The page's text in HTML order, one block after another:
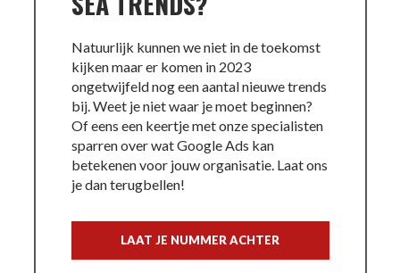
Natuurlijk kunnen we niet in de toekomst
kijken maar er komen in 2023
ongetwijfeld nog een aantal nieuwe trends
bij. Weet je niet waar je moet beginnen?
Of eens een keertje met onze specialisten
sparren over wat Google Ads kan
betekenen voor jouw organisatie. Laat ons
je dan terugbellen!
LAAT JE NUMMER ACHTER